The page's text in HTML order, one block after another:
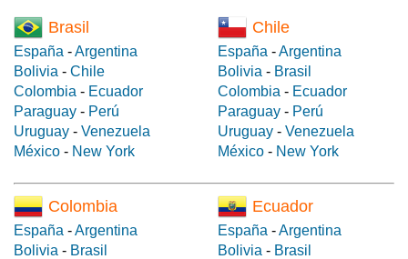
Brasil
España -Argentina
Bolivia - Chile
Colombia - Ecuador
Paraguay - Perú
Uruguay - Venezuela
México - New York
Chile
España -Argentina
Bolivia - Brasil
Colombia - Ecuador
Paraguay - Perú
Uruguay - Venezuela
México - New York
Colombia
España -Argentina
Bolivia - Brasil
Ecuador
España -Argentina
Bolivia - Brasil